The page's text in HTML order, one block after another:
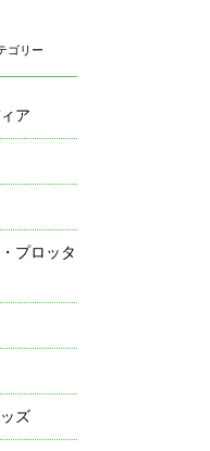
ゴリー
ア
プロッタ
ズ